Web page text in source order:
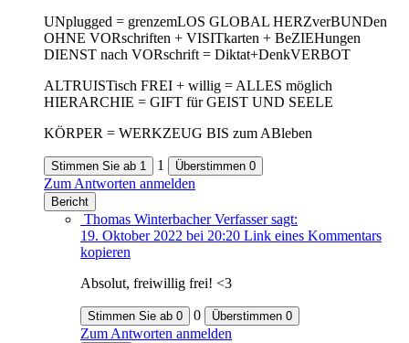
UNplugged = grenzemLOS GLOBAL HERZverBUNDen
OHNE VORschriften + VISITkarten + BeZIEHungen
DIENST nach VORschrift = Diktat+DenkVERBOT
ALTRUISTisch FREI + willig = ALLES möglich
HIERARCHIE = GIFT für GEIST UND SEELE
KÖRPER = WERKZEUG BIS zum ABleben
Stimmen Sie ab 1 1 Überstimmen 0
Zum Antworten anmelden
Bericht
Thomas Winterbacher Verfasser sagt:
19. Oktober 2022 bei 20:20 Link eines Kommentars
kopieren
Absolut, freiwillig frei! <3
Stimmen Sie ab 0 0 Überstimmen 0
Zum Antworten anmelden